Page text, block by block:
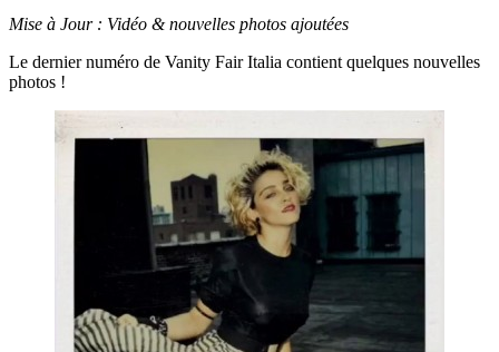
Mise à Jour : Vidéo & nouvelles photos ajoutées
Le dernier numéro de Vanity Fair Italia contient quelques nouvelles
photos !